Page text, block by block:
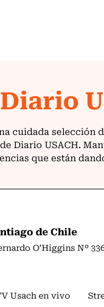
de Chile
O’Higgins Nº
Usach en vivo